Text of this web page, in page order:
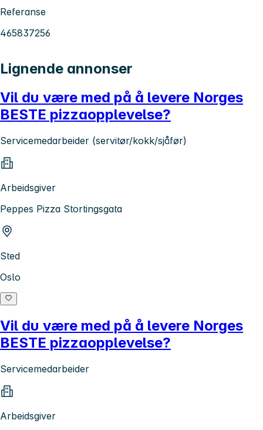
Referanse
465837256
Lignende annonser
Vil du være med på å levere Norges
BESTE pizzaopplevelse?
Servicemedarbeider (servitør/kokk/sjåfør)
Arbeidsgiver
Peppes Pizza Stortingsgata
Sted
Oslo
Vil du være med på å levere Norges
BESTE pizzaopplevelse?
Servicemedarbeider
Arbeidsgiver